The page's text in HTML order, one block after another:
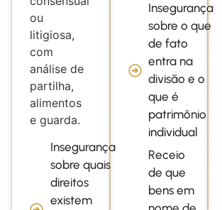
ou
litigiosa,
com
análise de
partilha,
alimentos
e guarda.
Insegurança
sobre quais
direitos
existem
Insegurança
sobre o que
de fato
entra na
divisão e o
que é
patrimônio
individual
Receio
de que
bens em